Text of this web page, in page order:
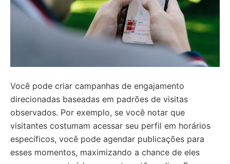
Você pode criar campanhas de engajamento
direcionadas baseadas em padrões de visitas
observados. Por exemplo, se você notar que
visitantes costumam acessar seu perfil em horários
específicos, você pode agendar publicações para
esses momentos, maximizando a chance de eles